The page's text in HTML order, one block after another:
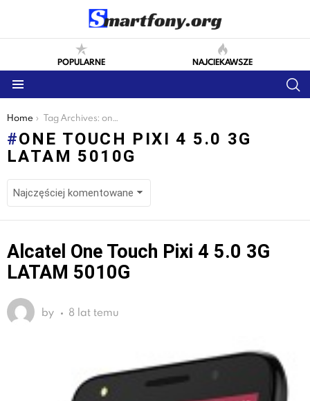
POPULARNE NAJCIEKAWSZE
You are here:
Home Tag Archives: one touch pixi 4 5.0 3g latam 5010g
ONE TOUCH PIXI 4 5.0 3G
LATAM 5010G
LATEST
STORIES
Alcatel One Touch Pixi 4 5.0 3G
LATAM 5010G
by 8 lat temu